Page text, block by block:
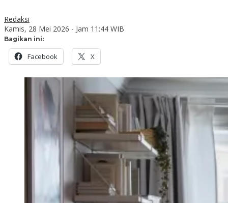
Redaksi
Kamis, 28 Mei 2026 - Jam 11:44 WIB
Bagikan ini:
Facebook X